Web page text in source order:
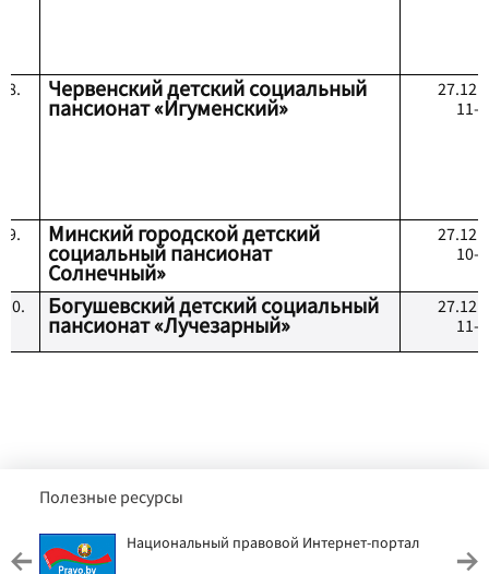
8. Червенский детский социальный
пансионат «Игуменский»
27
11-
9. Минский городской детский
социальный пансионат
Солнечный»
27
10-
10. Богушевский детский социальный
пансионат «Лучезарный»
27
11-
Полезные ресурсы
Национальный правовой Интернет-портал